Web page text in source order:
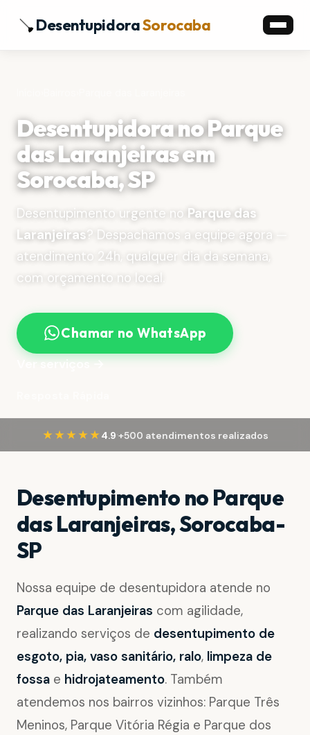
DesentupidoraSorocaba
Desentupidora no Parque
das Laranjeiras em
Sorocaba, SP
Desentupimento urgente no Parque das
Laranjeiras? Despachamos a equipe agora —
atendimento 24h, qualquer dia da semana,
com orçamento no local.
Chamar no WhatsApp
Ver serviços →
★★★★★ 4.9·+500 atendimentos realizados
Desentupimento no Parque
das Laranjeiras, Sorocaba-
SP
Nossa equipe de desentupidora atende no
Parque das Laranjeiras com agilidade,
realizando serviços de desentupimento de
esgoto, pia, vaso sanitário, ralo, limpeza de
fossa e hidrojateamento. Também
atendemos nos bairros vizinhos: Parque Três
Meninos, Parque Vitória Régia e Parque dos